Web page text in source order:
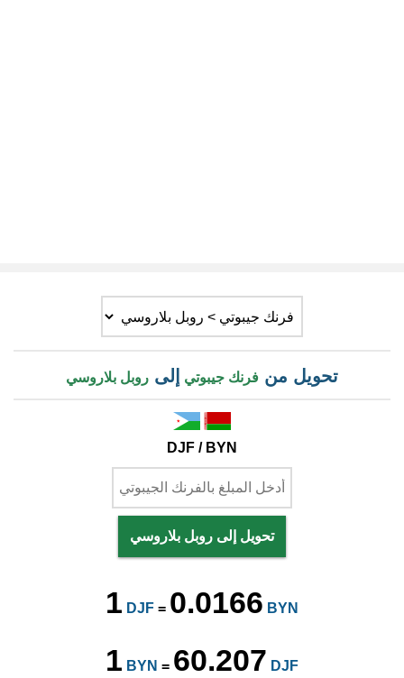
تحويل من فرنك جيبوتي إلى روبل بلاروسي
DJF / BYN
تحويل إلى روبل بلاروسي
1 DJF = 0.0166 BYN
1 BYN = 60.207 DJF